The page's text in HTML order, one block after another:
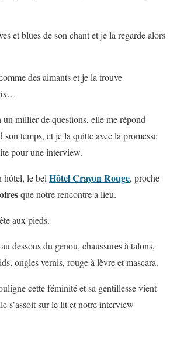
et blues de son chant et je la regarde alors
des aimants et je la trouve
un millier de questions, elle me répond
temps, et je la quitte avec la promesse
pour une interview.
hôtel, le bel Hôtel Crayon Rouge, proche
que notre rencontre a lieu.
aux pieds.
dessous du genou, chaussures à talons,
ongles vernis, rouge à lèvre et mascara.
cette féminité et sa gentillesse vient
s’assoit sur le lit et notre interview